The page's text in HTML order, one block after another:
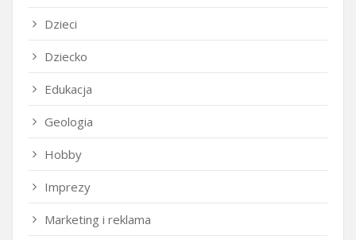
Dzieci
Dziecko
Edukacja
Geologia
Hobby
Imprezy
Marketing i reklama